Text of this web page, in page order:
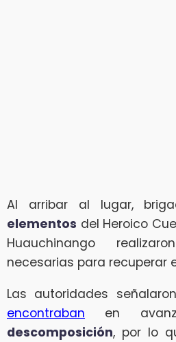
Al arribar al lugar,
elementos del Heroico
Huauchinango
necesarias para recuperar
Las autoridades
encontraban en
descomposición, por lo